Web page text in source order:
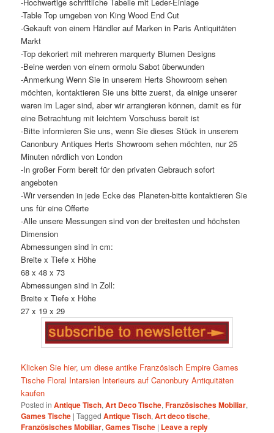
-Table Top umgeben von King Wood End Cut
-Gekauft von einem Händler auf Marken in Paris Antiquitäten
Markt
-Top dekoriert mit mehreren marquerty Blumen Designs
-Beine werden von einem ormolu Sabot überwunden
-Anmerkung Wenn Sie in unserem Herts Showroom sehen
möchten, kontaktieren Sie uns bitte zuerst, da einige unserer
waren im Lager sind, aber wir arrangieren können, damit es für
eine Betrachtung mit leichtem Vorschuss bereit ist
-Bitte informieren Sie uns, wenn Sie dieses Stück in unserem
Canonbury Antiques Herts Showroom sehen möchten, nur 25
Minuten nördlich von London
-In großer Form bereit für den privaten Gebrauch sofort
angeboten
-Wir versenden in jede Ecke des Planeten-bitte kontaktieren Sie
uns für eine Offerte
-Alle unsere Messungen sind von der breitesten und höchsten
Dimension
Abmessungen sind in cm:
Breite x Tiefe x Höhe
68 x 48 x 73
Abmessungen sind in Zoll:
Breite x Tiefe x Höhe
27 x 19 x 29
Klicken Sie hier, um diese antike Französisch Empire Games
Tische Floral Intarsien Interieurs auf Canonbury Antiquitäten
kaufen
Posted in Antique Tisch,Art Deco Tische,Französisches Mobiliar,
Games Tische |Tagged Antique Tisch,Art deco tische,
Französisches Mobiliar,Games Tische | Leave a reply